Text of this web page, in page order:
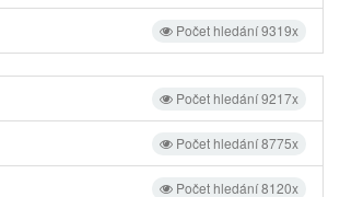
Počet hledání 9319x
Počet hledání 9217x
Počet hledání 8775x
Počet hledání 8120x